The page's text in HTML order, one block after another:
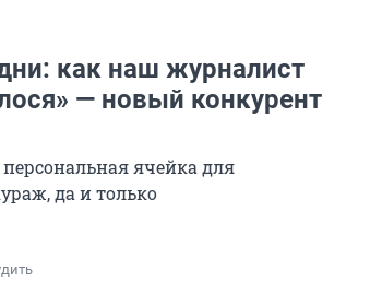
как наш журналист
— новый конкурент
ячейка для
да и только